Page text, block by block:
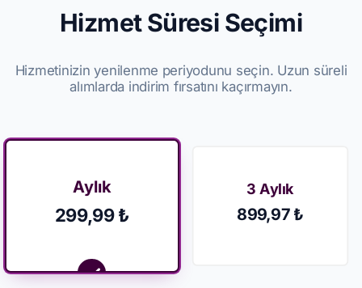
Hizmet Süresi Seçimi
Hizmetinizin yenilenme periyodunu seçin. Uzun süreli
alımlarda indirim fırsatını kaçırmayın.
Aylık
299,99 ₺
3 Aylık
899,97 ₺